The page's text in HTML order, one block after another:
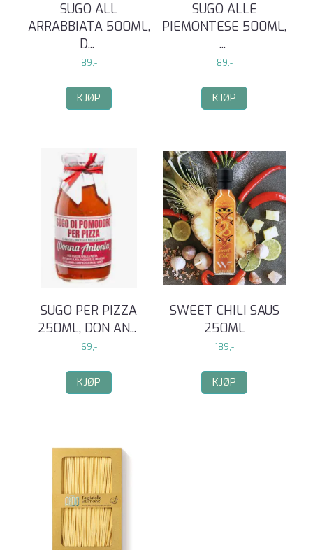
SUGO ALL
ARRABBIATA 500ML,
D...
89,-
KJØP
SUGO ALLE
PIEMONTESE 500ML,
...
89,-
KJØP
SUGO PER PIZZA
250ML, DON AN...
69,-
KJØP
SWEET CHILI SAUS
250ML
189,-
KJØP